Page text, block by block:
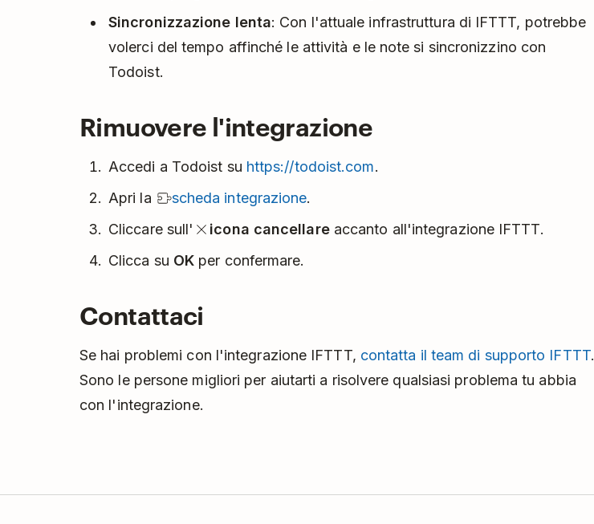
Sincronizzazione lenta: Con l'attuale infrastruttura di IFTTT, potrebbe
volerci del tempo affinché le attività e le note si sincronizzino con
Todoist.
Rimuovere l'integrazione
Accedi a Todoist su https://todoist.com.
Apri la
scheda integrazione.
Cliccare sull'
icona cancellareaccanto all'integrazione IFTTT.
Clicca su OK per confermare.
Contattaci
Se hai problemi con l'integrazione IFTTT, contatta il team di supporto IFTTT.
Sono le persone migliori per aiutarti a risolvere qualsiasi problema tu abbia
con l'integrazione.